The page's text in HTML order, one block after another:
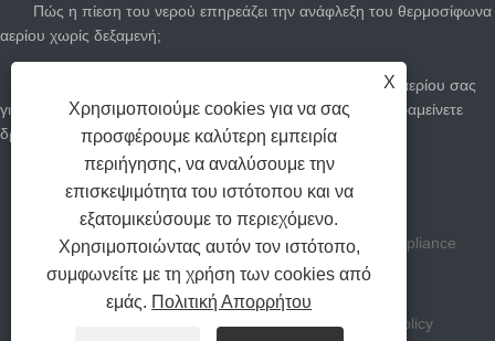
Πώς η πίεση του νερού επηρεάζει την ανάφλεξη του θερμοσίφωνα
αερίου χωρίς δεξαμενή;
Πώς να προσαρμόσετε τον άμεσο θερμοσίφωνα του αερίου σας
για το καλοκαίρι: Κόψτε τους λογαριασμούς αερίου και παραμείνετε
δροσεροί
Πόσο μεγάλο θερμοσίφωνα αερίου χρειάζεστε;
Πνευματικά δικαιώματα Zhongshan Gastek Home Appliance
Company Limited All Rights Reserved.
RSS XML Privacy Policy
X
Χρησιμοποιούμε cookies για να σας
προσφέρουμε καλύτερη εμπειρία
περιήγησης, να αναλύσουμε την
επισκεψιμότητα του ιστότοπου και να
εξατομικεύσουμε το περιεχόμενο.
Χρησιμοποιώντας αυτόν τον ιστότοπο,
συμφωνείτε με τη χρήση των cookies από
εμάς. Πολιτική Απορρήτου